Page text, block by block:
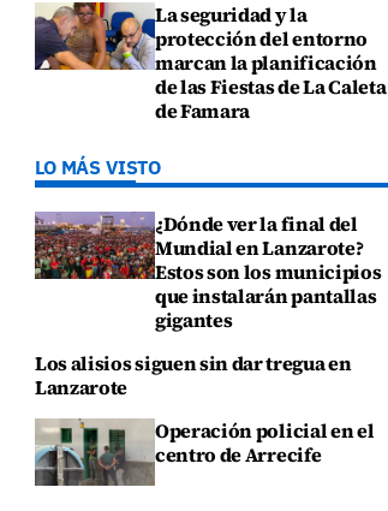
La seguridad y la
protección del entorno
marcan la planificación
de las Fiestas de La Caleta
de Famara
LO MÁS VISTO
¿Dónde ver la final del
Mundial en Lanzarote?
Estos son los municipios
que instalarán pantallas
gigantes
Los alisios siguen sin dar tregua en
Lanzarote
Operación policial en el
centro de Arrecife